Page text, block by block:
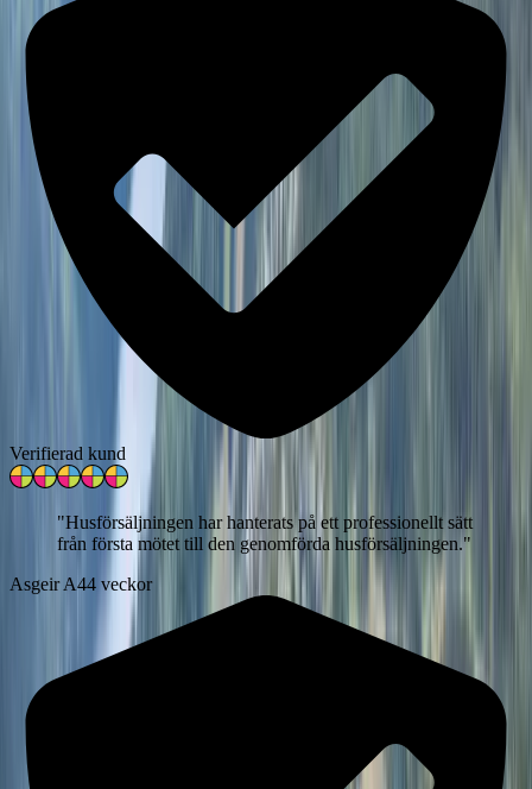
Verifierad kund
"Husförsäljningen har hanterats på ett professionellt sätt
från första mötet till den genomförda husförsäljningen."
Asgeir A44 veckor